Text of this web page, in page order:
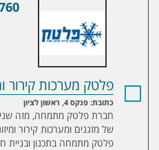
פלטק
פלטק מערכות קירור
כתובת: פנקס 4, ראשון לציון
חברת פלטק מתמחה, מזה שנים
של מזגנים ומערכות קירור
פלטק מתמחה בתכנון ובניית